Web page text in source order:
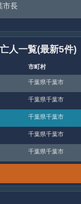
市長
人一覧(最新5件)
市町村
千葉県千葉市
千葉県千葉市
千葉県千葉市
千葉県千葉市
千葉県千葉市